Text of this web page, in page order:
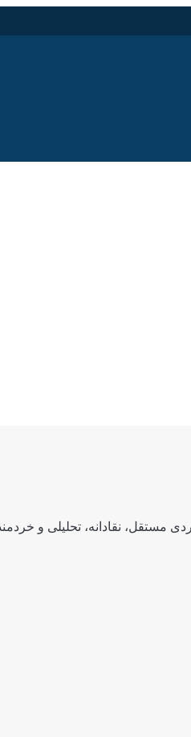
نقادانه، تحلیلی و